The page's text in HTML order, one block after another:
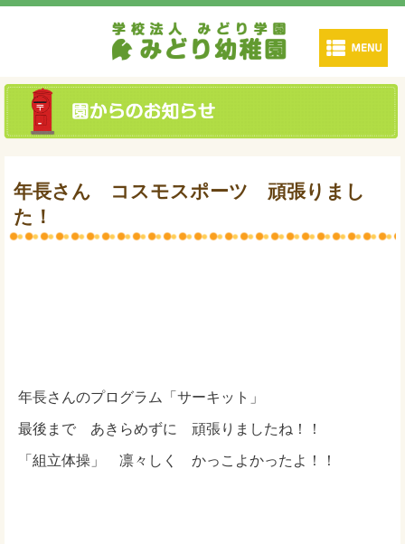
年長さん コスモスポーツ 頑張りまし
た！
年長さんのプログラム「サーキット」
最後まで あきらめずに 頑張りましたね！！
「組立体操」 凛々しく かっこよかったよ！！